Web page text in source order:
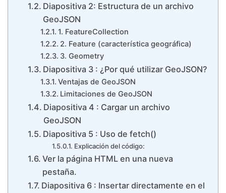
Diapositiva 2: Estructura de un archivo
GeoJSON
1. FeatureCollection
2. Feature (característica geográfica)
3. Geometry
Diapositiva 3 : ¿Por qué utilizar GeoJSON?
Ventajas de GeoJSON
Limitaciones de GeoJSON
Diapositiva 4 : Cargar un archivo
GeoJSON
Diapositiva 5 : Uso de fetch()
Explicación del código:
Ver la página HTML en una nueva
pestaña.
Diapositiva 6 : Insertar directamente en el